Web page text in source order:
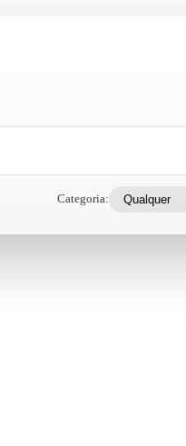
Categoria: